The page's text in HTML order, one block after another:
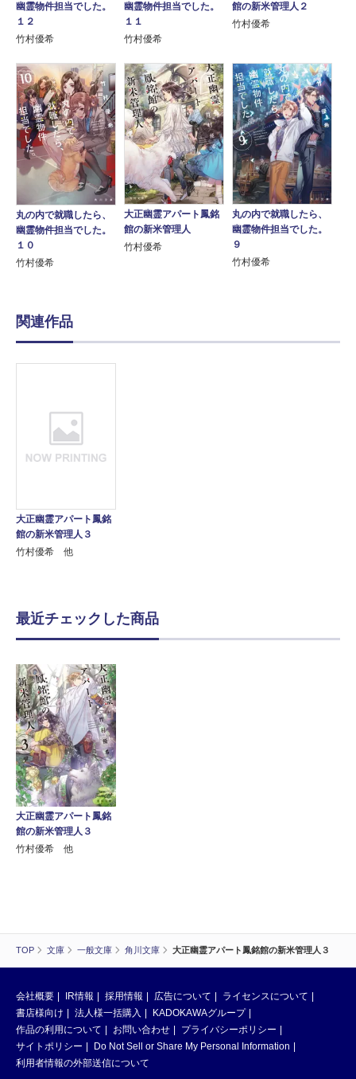
TOP 文庫 一般文庫 角川文庫 大正幽霊アパート鳳銘館の新米管理人３
幽霊物件担当でした。
１２
竹村優希
幽霊物件担当でした。
１１
竹村優希
館の新米管理人２
竹村優希
丸の内で就職したら、
幽霊物件担当でした。
１０
竹村優希
大正幽霊アパート鳳銘
館の新米管理人
竹村優希
丸の内で就職したら、
幽霊物件担当でした。
９
竹村優希
関連作品
大正幽霊アパート鳳銘
館の新米管理人３
竹村優希 他
最近チェックした商品
大正幽霊アパート鳳銘
館の新米管理人３
竹村優希 他
会社概要 IR情報 採用情報 広告について
ライセンスについて
書店様向け
法人様一括購入
KADOKAWAグループ
作品の利用について
お問い合わせ
プライバシーポリシー
サイトポリシー
Do Not Sell or Share My Personal Information
利用者情報の外部送信について